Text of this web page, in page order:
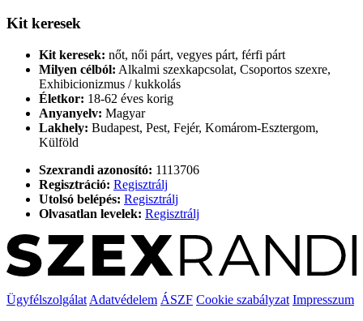
Kit keresek
Kit keresek: nőt, női párt, vegyes párt, férfi párt
Milyen célból: Alkalmi szexkapcsolat, Csoportos szexre,
Exhibicionizmus / kukkolás
Életkor: 18-62 éves korig
Anyanyelv: Magyar
Lakhely: Budapest, Pest, Fejér, Komárom-Esztergom,
Külföld
Szexrandi azonosító: 1113706
Regisztráció: Regisztrálj
Utolsó belépés: Regisztrálj
Olvasatlan levelek: Regisztrálj
Ügyfélszolgálat Adatvédelem ÁSZF Cookie szabályzat Impresszum